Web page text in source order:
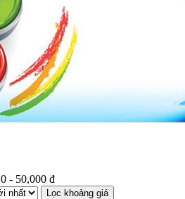
0 - 50,000 đ
Lọc khoảng giá